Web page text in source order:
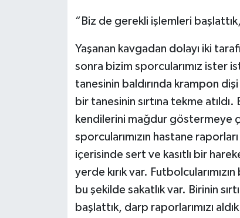
“Biz de gerekli işlemleri
Yaşanan kavgadan dolayı iki
sonra bizim sporcularımız ister
tanesinin baldırında krampon
bir tanesinin sırtına tekme
kendilerini mağdur göstermeye
sporcularımızın hastane
içerisinde sert ve kasıtlı bir
yerde kırık var.
bu şekilde sakatlık var. Birinin
başlattık, darp raporlarımızı